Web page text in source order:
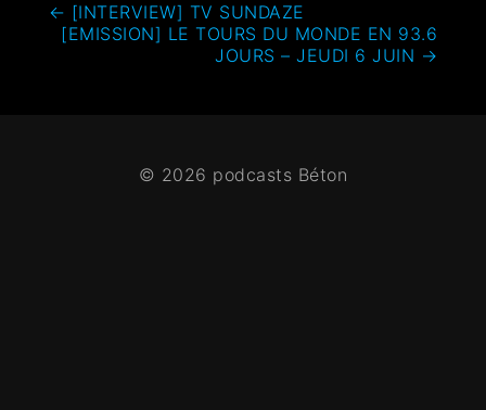
← [INTERVIEW] TV SUNDAZE
[EMISSION] LE TOURS DU MONDE EN 93.6
JOURS – JEUDI 6 JUIN →
© 2026 podcasts Béton